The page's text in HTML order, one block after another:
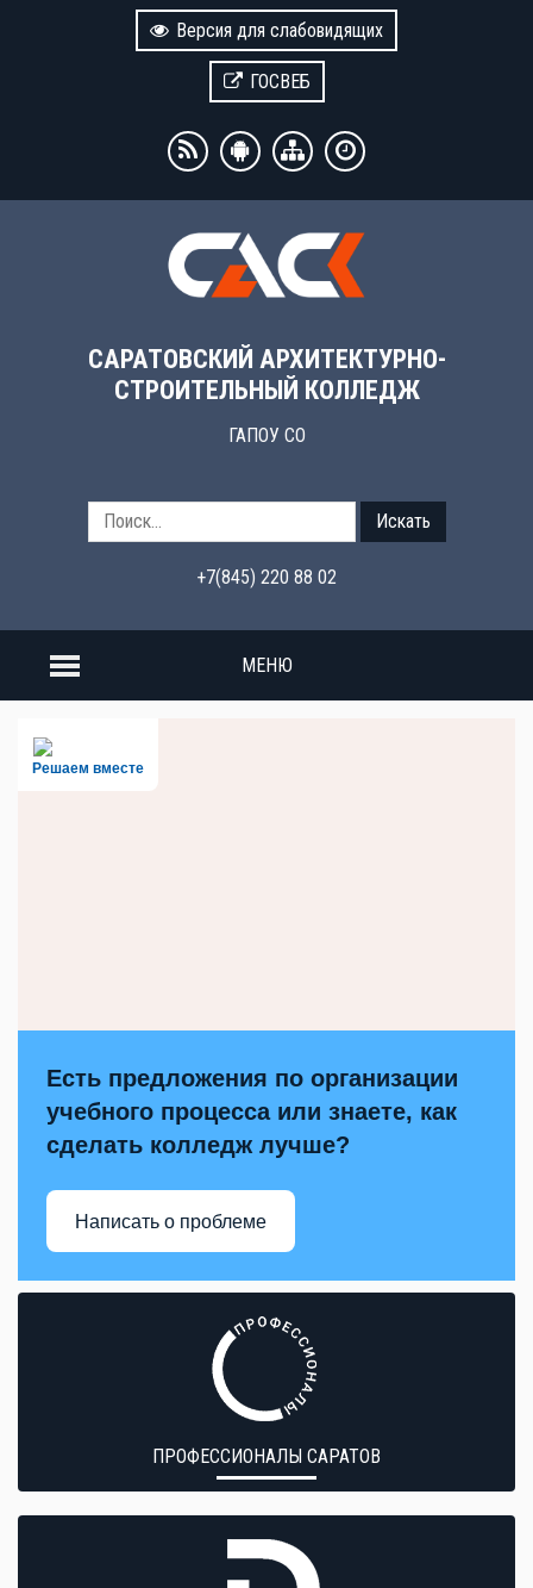
Версия для слабовидящих
ГОСВЕБ
САРАТОВСКИЙ АРХИТЕКТУРНО-
СТРОИТЕЛЬНЫЙ КОЛЛЕДЖ
ГАПОУ СО
Искать
+7(845) 220 88 02
МЕНЮ
Решаем вместе
Есть предложения по организации
учебного процесса или знаете, как
сделать колледж лучше?
Написать о проблеме
ПРОФЕССИОНАЛЫ САРАТОВ